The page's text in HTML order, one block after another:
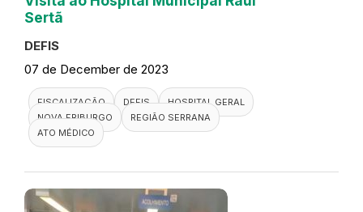
Sertã
DEFIS
07 de December de 2023
FISCALIZAÇÃO DEFIS
HOSPITAL GERAL
NOVA FRIBURGO
REGIÃO SERRANA
ATO MÉDICO